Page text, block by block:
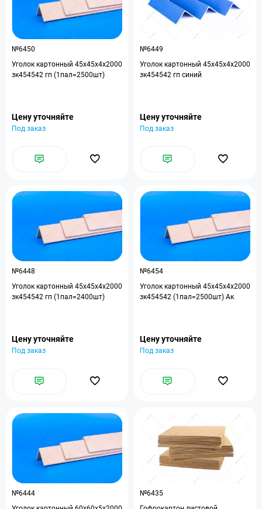
№6450
Уголок картонный 45x45x4x2000
зк454542 гп (1пал=2500шт)
Цену уточняйте
Под заказ
№6449
Уголок картонный 45x45x4x2000
зк454542 гп синий
Цену уточняйте
Под заказ
№6448
Уголок картонный 45x45x4x2000
зк454542 гп (1пал=2400шт)
Цену уточняйте
Под заказ
№6454
Уголок картонный 45х45х4х2000
зк454542 (1пал=2500шт) Ак
Цену уточняйте
Под заказ
№6444
№6435